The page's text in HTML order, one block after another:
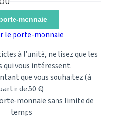
monnaie
le porte-monnaie
à l’unité, ne lisez que les
qui vous intéressent.
que vous souhaitez (à
de 50 €)
monnaie sans limite de
temps